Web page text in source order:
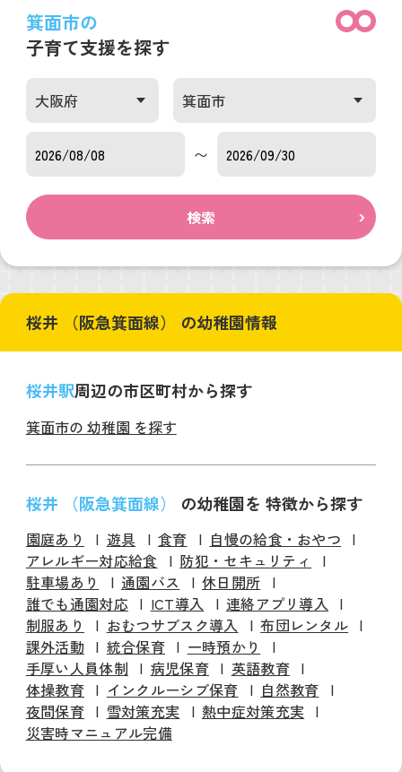
箕面市の
子育て支援を探す
〜
検索
桜井 （阪急箕面線） の幼稚園情報
桜井駅周辺の市区町村から探す
箕面市の 幼稚園 を探す
桜井 （阪急箕面線） の幼稚園を 特徴から探す
園庭あり 遊具 食育
自慢の給食・おやつ
アレルギー対応給食
防犯・セキュリティ
駐車場あり
通園バス
休日開所
誰でも通園対応
ICT導入
連絡アプリ導入
制服あり
おむつサブスク導入
布団レンタル
課外活動
統合保育
一時預かり
手厚い人員体制
病児保育
英語教育
体操教育
インクルーシブ保育
自然教育
夜間保育
雪対策充実
熱中症対策充実
災害時マニュアル完備